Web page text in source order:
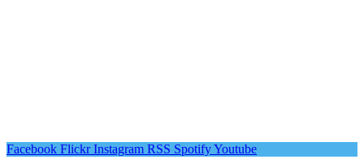
Facebook Flickr Instagram RSS SpotifyYoutube